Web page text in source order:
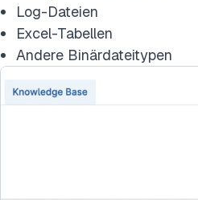
Log-Dateien
Excel-Tabellen
Andere Binärdateitypen